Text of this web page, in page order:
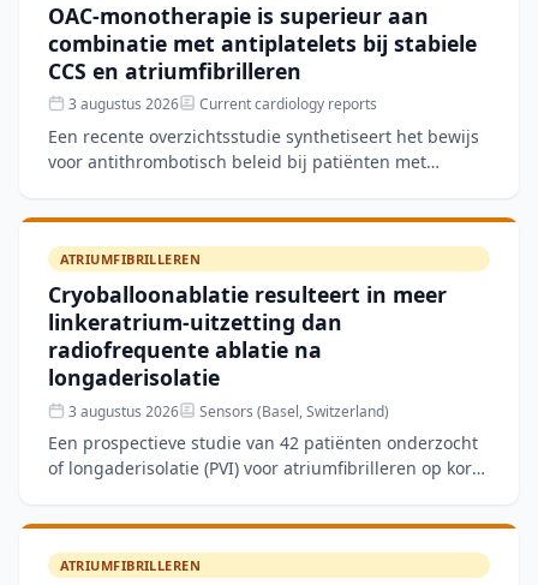
OAC-monotherapie is superieur aan
combinatie met antiplatelets bij stabiele
CCS en atriumfibrilleren
3 augustus 2026 Current cardiology reports
Een recente overzichtsstudie synthetiseert het bewijs
voor antithrombotisch beleid bij patiënten met
ATRIUMFIBRILLEREN
Cryoballoonablatie resulteert in meer
linkeratrium-uitzetting dan
radiofrequente ablatie na
longaderisolatie
3 augustus 2026 Sensors (Basel, Switzerland)
Een prospectieve studie van 42 patiënten onderzocht
of longaderisolatie (PVI) voor atriumfibrilleren op korte
ATRIUMFIBRILLEREN